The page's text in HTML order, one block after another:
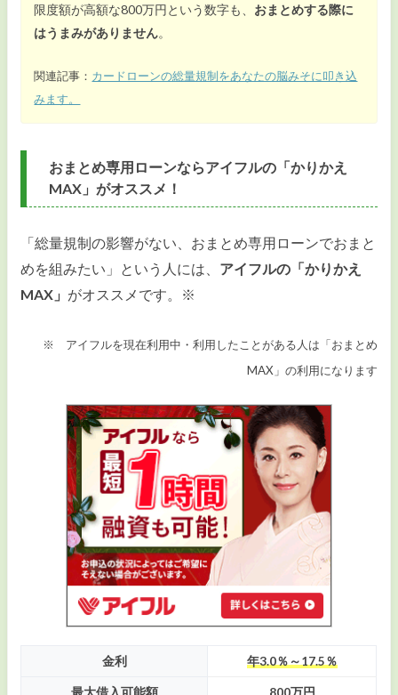
限度額が高額な800万円という数字も、 おまとめする際に
はうまみがありません。
関連記事： カードローンの総量規制をあなたの脳みそに叩き込
みます。
おまとめ専用ローンならアイフルの「かりかえ
MAX」がオススメ！
「総量規制の影響がない、おまとめ専用ローンでおまと
めを組みたい」という人には、 アイフルの「かりかえ
MAX」 がオススメです。※
※ アイフルを現在利用中・利用したことがある人は「おまとめ
MAX」の利用になります
金利 年3.0％～17.5％
最大借入可能額 800万円